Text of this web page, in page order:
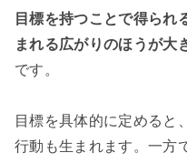
目標を持つことで得られ
まれる広がりのほうが大
です。
目標を具体的に定めると
行動も生まれます。一方